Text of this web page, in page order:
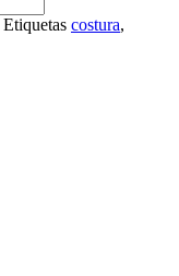
Etiquetas costura,